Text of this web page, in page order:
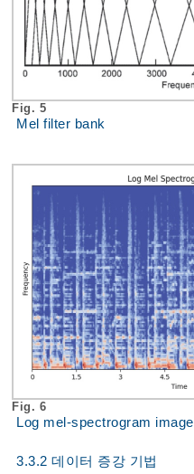
Fig. 5
Mel filter bank
Fig. 6
Log mel-spectrogram image
3.3.2 데이터 증강 기법